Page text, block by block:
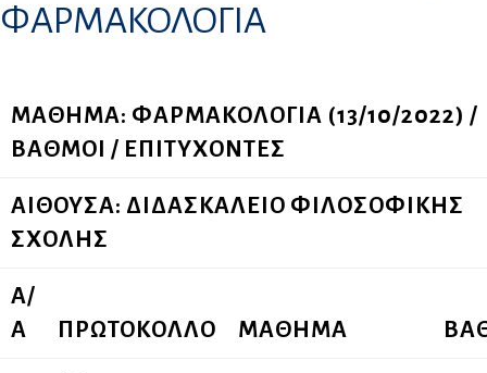
ΦΑΡΜΑΚΟΛΟΓΙΑ
ΜΑΘΗΜΑ: ΦΑΡΜΑΚΟΛΟΓΙΑ (13/10/2022) /
ΒΑΘΜΟΙ / ΕΠΙΤΥΧΟΝΤΕΣ
ΑΙΘΟΥΣΑ: ΔΙΔΑΣΚΑΛΕΙΟ ΦΙΛΟΣΟΦΙΚΗΣ
ΣΧΟΛΗΣ
Α/
Α
ΠΡΩΤΟΚΟΛΛΟ ΜΑΘΗΜΑ